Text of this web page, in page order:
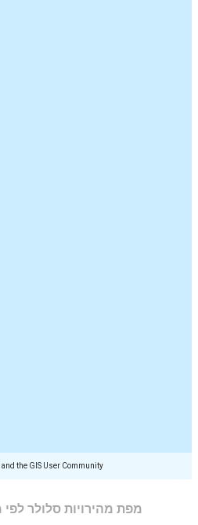
the GIS User Community
מפת מהירויות סלולר לפי